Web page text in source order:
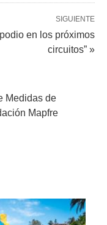
SIGUIENTE
en los próximos
circuitos” »
Medidas de
Mapfre